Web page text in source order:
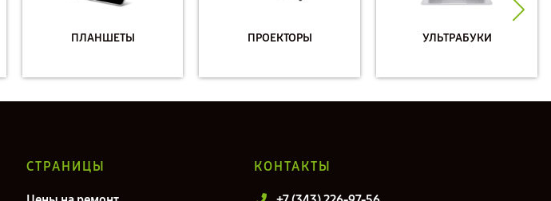
ПЛАНШЕТЫ ПРОЕКТОРЫ УЛЬТРАБУКИ
СТРАНИЦЫ КОНТАКТЫ